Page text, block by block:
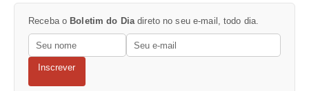
Receba o Boletim do Dia direto no seu e-mail, todo dia.
Inscrever